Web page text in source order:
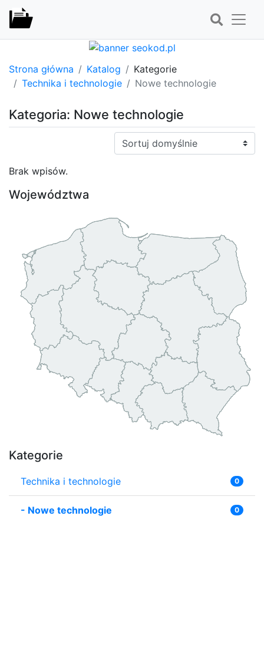
Strona główna Katalog
Kategorie
Technika i technologie
Nowe technologie
Kategoria: Nowe technologie
Sortuj:
Brak wpisów.
Województwa
Kategorie
Technika i technologie 0
- Nowe technologie 0